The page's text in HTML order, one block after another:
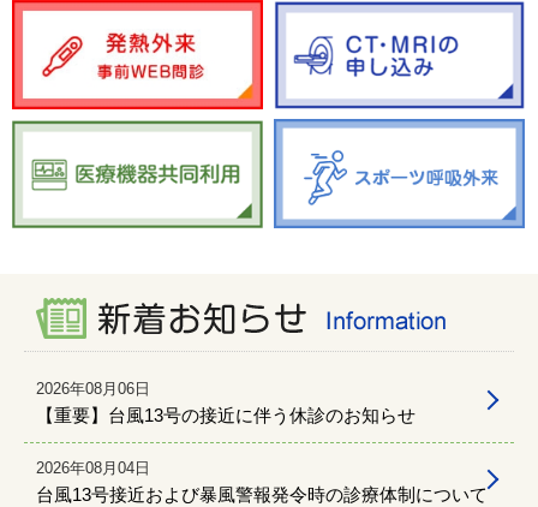
2026年08月06日
【重要】台風13号の接近に伴う休診のお知らせ
2026年08月04日
台風13号接近および暴風警報発令時の診療体制について